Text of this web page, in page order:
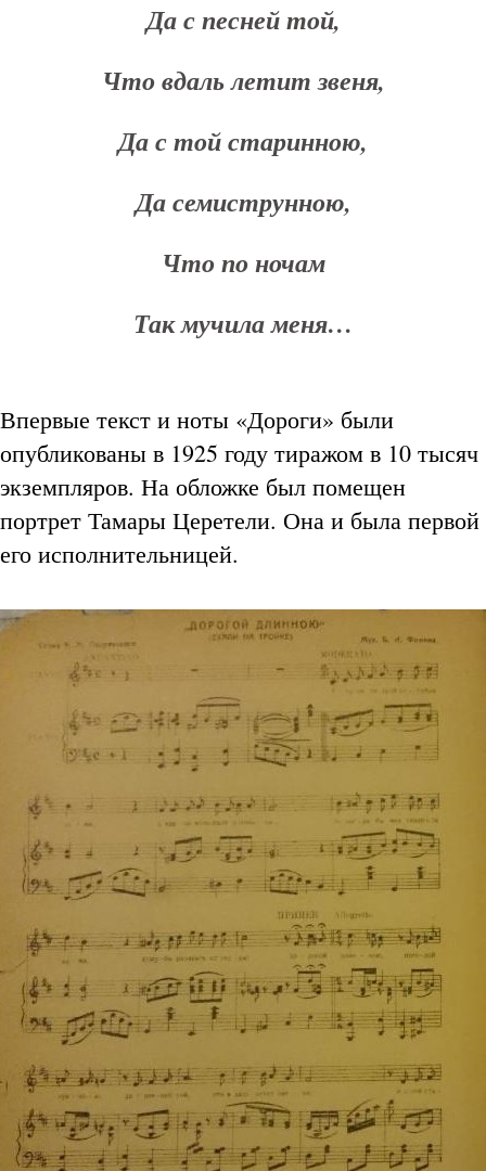
Да с песней той,
Что вдаль летит звеня,
Да с той старинною,
Да семиструнною,
Что по ночам
Так мучила меня…
Впервые текст и ноты «Дороги» были
опубликованы в 1925 году тиражом в 10 тысяч
экземпляров. На обложке был помещен
портрет Тамары Церетели. Она и была первой
его исполнительницей.